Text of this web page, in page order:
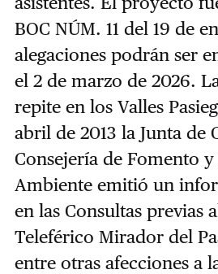
BOC NÚM. 11 del 19 de
alegaciones podrán ser
el 2 de marzo de 2026.
repite en los Valles
abril de 2013 la Junta de
Consejería de Fomento
Ambiente emitió un
en las Consultas previas
Teleférico Mirador del
entre otras afecciones a